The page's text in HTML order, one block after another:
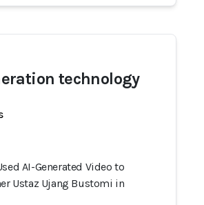
technology
AI-Generated Video to
Ustaz Ujang Bustomi in